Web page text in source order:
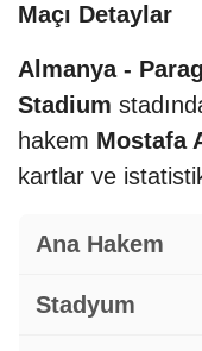
Maçı Detaylar
Almanya -
Stadium
hakem Mostafa
kartlar ve
Ana Hakem
Stadyum